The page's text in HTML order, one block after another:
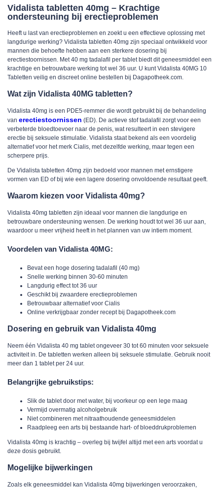
Vidalista tabletten 40mg – Krachtige
ondersteuning bij erectieproblemen
Heeft u last van erectieproblemen en zoekt u een effectieve oplossing met
langdurige werking? Vidalista tabletten 40mg zijn speciaal ontwikkeld voor
mannen die behoefte hebben aan een sterkere dosering bij
erectiestoornissen. Met 40 mg tadalafil per tablet biedt dit geneesmiddel een
krachtige en betrouwbare werking tot wel 36 uur. U kunt Vidalista 40MG 10
Tabletten veilig en discreet online bestellen bij Dagapotheek.com.
Wat zijn Vidalista 40MG tabletten?
Vidalista 40mg is een PDE5-remmer die wordt gebruikt bij de behandeling
van erectiestoornissen (ED). De actieve stoftadalafil zorgt voor een
verbeterde bloedtoevoer naar de penis, wat resulteert in een stevigere
erectie bij seksuele stimulatie. Vidalista staat bekend als een voordelig
alternatief voor het merk Cialis, met dezelfde werking, maar tegen een
scherpere prijs.
De Vidalista tabletten 40mg zijn bedoeld voor mannen met ernstigere
vormen van ED of bij wie een lagere dosering onvoldoende resultaat geeft.
Waarom kiezen voor Vidalista 40mg?
Vidalista 40mg tabletten zijn ideaal voor mannen die langdurige en
betrouwbare ondersteuning wensen. De werking houdt tot wel 36 uur aan,
waardoor u meer vrijheid heeft in het plannen van uw intiem moment.
Voordelen van Vidalista 40MG:
Bevat een hoge dosering tadalafil (40 mg)
Snelle werking binnen 30-60 minuten
Langdurig effect tot 36 uur
Geschikt bij zwaardere erectieproblemen
Betrouwbaar alternatief voor Cialis
Online verkrijgbaar zonder recept bij Dagapotheek.com
Dosering en gebruik van Vidalista 40mg
Neem één Vidalista 40 mg tablet ongeveer 30 tot 60 minuten voor seksuele
activiteit in. De tabletten werken alleen bij seksuele stimulatie. Gebruik nooit
meer dan 1 tablet per 24 uur.
Belangrijke gebruikstips:
Slik de tablet door met water, bij voorkeur op een lege maag
Vermijd overmatig alcoholgebruik
Niet combineren met nitraathoudende geneesmiddelen
Raadpleeg een arts bij bestaande hart- of bloeddrukproblemen
Vidalista 40mg is krachtig – overleg bij twijfel altijd met een arts voordat u
deze dosis gebruikt.
Mogelijke bijwerkingen
Zoals elk geneesmiddel kan Vidalista 40mg bijwerkingen veroorzaken,